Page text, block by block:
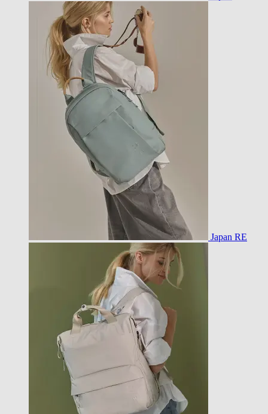
Japan RE